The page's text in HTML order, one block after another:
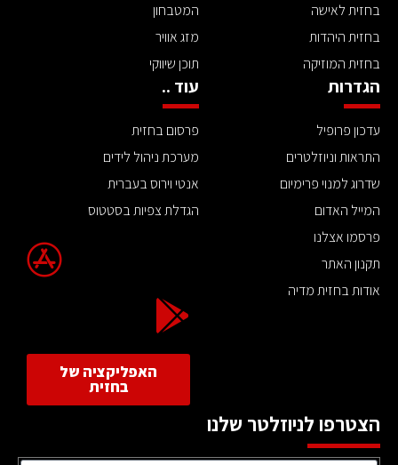
בחזית לאישה
בחזית היהדות
בחזית המוזיקה
המטבחון
מזג אוויר
תוכן שיווקי
הגדרות
עדכון פרופיל
התראות וניוזלטרים
שדרוג למנוי פרימיום
המייל האדום
פרסמו אצלנו
תקנון האתר
אודות בחזית מדיה
עוד ..
פרסום בחזית
מערכת ניהול לידים
אנטי וירוס בעברית
הגדלת צפיות בסטטוס
האפליקציה של
בחזית
הצטרפו לניוזלטר שלנו